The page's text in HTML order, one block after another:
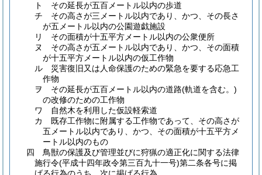
ト その延長が五百メートル以内の歩道
チ その高さが三メートル以内であり、かつ、その長さ
が五メートル以内の公園遊戯施設
リ その面積が十五平方メートル以内の公衆便所
ヌ その高さが五メートル以内であり、かつ、その面積
が十五平方メートル以内の仮工作物
ル 災害復旧又は人命保護のための緊急を要する応急工
作物
ヲ その延長が五百メートル以内の道路(軌道を含む。)
の改修のための工作物
ワ 自然木を利用した仮設軽索道
カ 既存工作物に附属する工作物であって、その高さが
五メートル以内であり、かつ、その面積が十五平方メ
ートル以内のもの
四 鳥獣の保護及び管理並びに狩猟の適正化に関する法律
施行令(平成十四年政令第三百九十一号)第二条各号に掲